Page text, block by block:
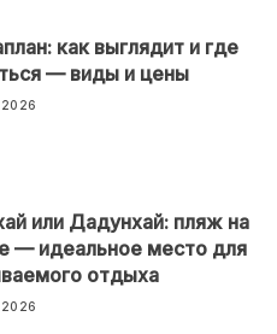
как выглядит и где
— виды и цены
или Дадунхай: пляж на
— идеальное место для
отдыха